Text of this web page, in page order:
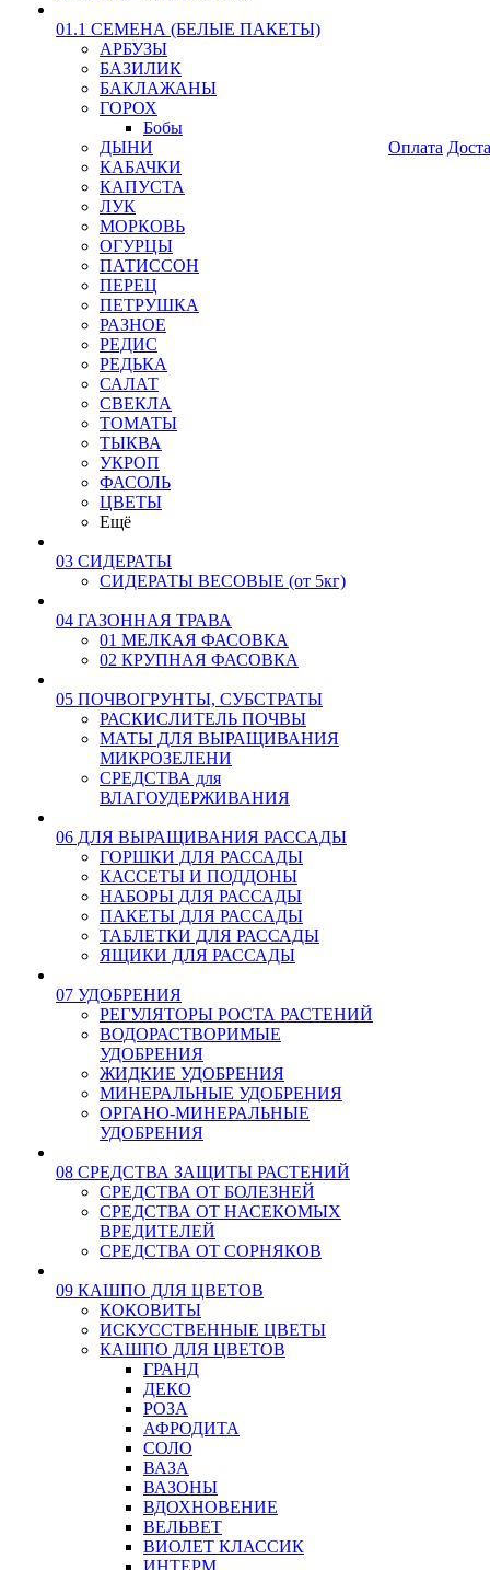
01.1 СЕМЕНА (БЕЛЫЕ ПАКЕТЫ)
АРБУЗЫ
БАЗИЛИК
БАКЛАЖАНЫ
ГОРОХ
Бобы
ДЫНИ
КАБАЧКИ
КАПУСТА
ЛУК
МОРКОВЬ
ОГУРЦЫ
ПАТИССОН
ПЕРЕЦ
ПЕТРУШКА
РАЗНОЕ
РЕДИС
РЕДЬКА
САЛАТ
СВЕКЛА
ТОМАТЫ
ТЫКВА
УКРОП
ФАСОЛЬ
ЦВЕТЫ
Ещё
03 СИДЕРАТЫ
СИДЕРАТЫ ВЕСОВЫЕ (от 5кг)
04 ГАЗОННАЯ ТРАВА
01 МЕЛКАЯ ФАСОВКА
02 КРУПНАЯ ФАСОВКА
05 ПОЧВОГРУНТЫ, СУБСТРАТЫ
РАСКИСЛИТЕЛЬ ПОЧВЫ
МАТЫ ДЛЯ ВЫРАЩИВАНИЯ
МИКРОЗЕЛЕНИ
СРЕДСТВА для
ВЛАГОУДЕРЖИВАНИЯ
06 ДЛЯ ВЫРАЩИВАНИЯ РАССАДЫ
ГОРШКИ ДЛЯ РАССАДЫ
КАССЕТЫ И ПОДДОНЫ
НАБОРЫ ДЛЯ РАССАДЫ
ПАКЕТЫ ДЛЯ РАССАДЫ
ТАБЛЕТКИ ДЛЯ РАССАДЫ
ЯЩИКИ ДЛЯ РАССАДЫ
07 УДОБРЕНИЯ
РЕГУЛЯТОРЫ РОСТА РАСТЕНИЙ
ВОДОРАСТВОРИМЫЕ
УДОБРЕНИЯ
ЖИДКИЕ УДОБРЕНИЯ
МИНЕРАЛЬНЫЕ УДОБРЕНИЯ
ОРГАНО-МИНЕРАЛЬНЫЕ
УДОБРЕНИЯ
08 СРЕДСТВА ЗАЩИТЫ РАСТЕНИЙ
СРЕДСТВА ОТ БОЛЕЗНЕЙ
СРЕДСТВА ОТ НАСЕКОМЫХ
ВРЕДИТЕЛЕЙ
СРЕДСТВА ОТ СОРНЯКОВ
09 КАШПО ДЛЯ ЦВЕТОВ
КОКОВИТЫ
ИСКУССТВЕННЫЕ ЦВЕТЫ
КАШПО ДЛЯ ЦВЕТОВ
ГРАНД
ДЕКО
РОЗА
АФРОДИТА
СОЛО
ВАЗА
ВАЗОНЫ
ВДОХНОВЕНИЕ
ВЕЛЬВЕТ
ВИОЛЕТ КЛАССИК
ИНТЕРМ
Оплата